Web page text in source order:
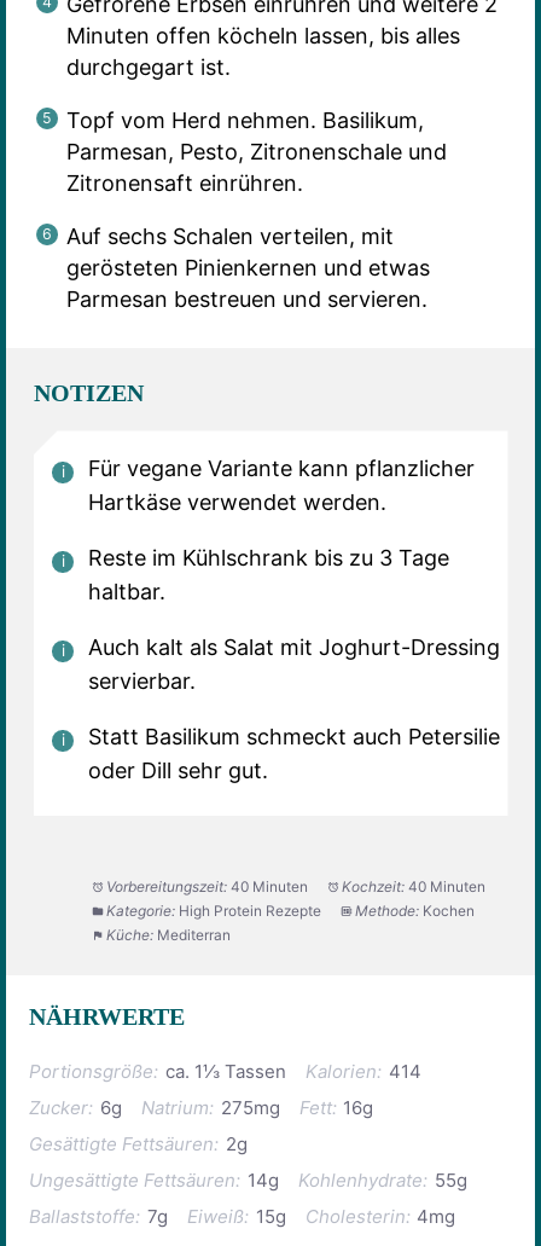
Minuten offen köcheln lassen, bis alles
durchgegart ist.
Topf vom Herd nehmen. Basilikum,
Parmesan, Pesto, Zitronenschale und
Zitronensaft einrühren.
Auf sechs Schalen verteilen, mit
gerösteten Pinienkernen und etwas
Parmesan bestreuen und servieren.
NOTIZEN
Für vegane Variante kann pflanzlicher
Hartkäse verwendet werden.
Reste im Kühlschrank bis zu 3 Tage
haltbar.
Auch kalt als Salat mit Joghurt-Dressing
servierbar.
Statt Basilikum schmeckt auch Petersilie
oder Dill sehr gut.
Vorbereitungszeit: 40 Minuten Kochzeit: 40 Minuten
Kategorie: High Protein Rezepte Methode: Kochen
Küche: Mediterran
NÄHRWERTE
Portionsgröße: ca. 1⅓ Tassen Kalorien: 414
Zucker: 6g Natrium: 275mg Fett: 16g
Gesättigte Fettsäuren: 2g
Ungesättigte Fettsäuren: 14g Kohlenhydrate: 55g
Ballaststoffe: 7g Eiweiß: 15g Cholesterin: 4mg